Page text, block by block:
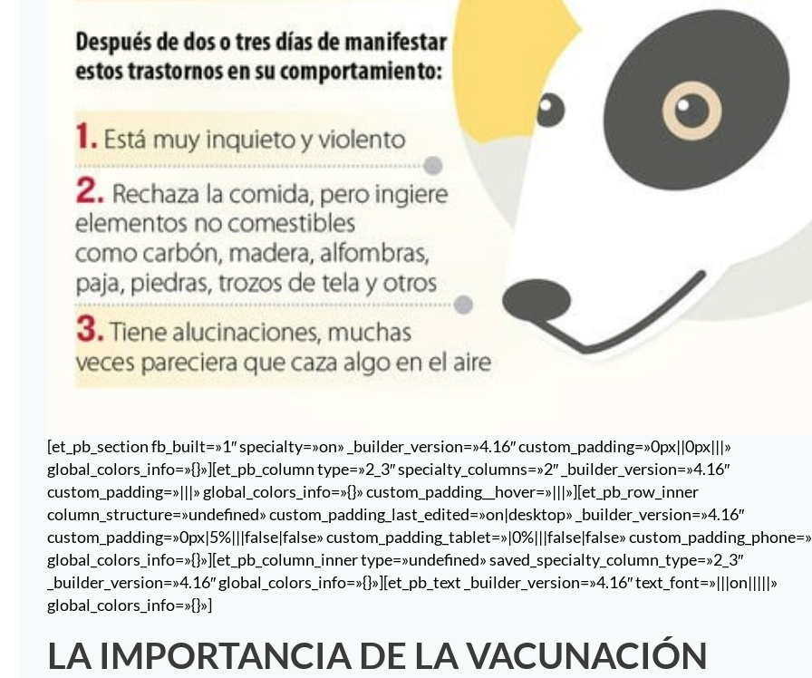
[et_pb_section fb_built=»1″ specialty=»on» _builder_version=»4.16″ custom_padding=»0px||0px|||»
global_colors_info=»{}»][et_pb_column type=»2_3″ specialty_columns=»2″ _builder_version=»4.16″
custom_padding=»|||» global_colors_info=»{}» custom_padding__hover=»|||»][et_pb_row_inner
column_structure=»undefined» custom_padding_last_edited=»on|desktop» _builder_version=»4.16″
custom_padding=»0px|5%|||false|false» custom_padding_tablet=»|0%|||false|false»
global_colors_info=»{}»][et_pb_column_inner type=»undefined» saved_specialty_column_type=»2_3″
_builder_version=»4.16″ global_colors_info=»{}»][et_pb_text _builder_version=»4.16″ text_font=»|||on|||||»
global_colors_info=»{}»]
LA IMPORTANCIA DE LA VACUNACIÓN